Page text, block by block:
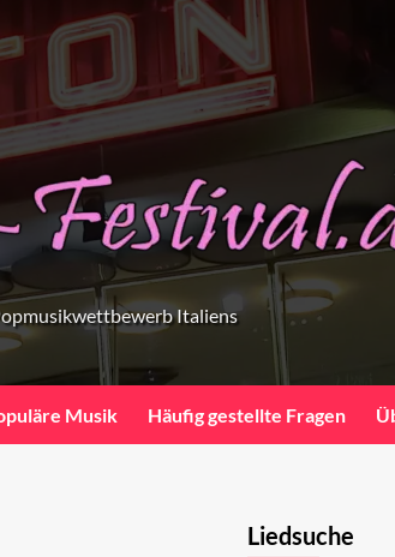
Italiens
Musik Häufig gestellte Fragen
Liedsuche